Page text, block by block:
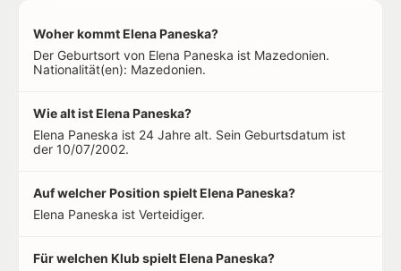
Woher kommt Elena Paneska?
Der Geburtsort von Elena Paneska ist Mazedonien.
Nationalität(en): Mazedonien.
Wie alt ist Elena Paneska?
Elena Paneska ist 24 Jahre alt. Sein Geburtsdatum ist
der 10/07/2002.
Auf welcher Position spielt Elena Paneska?
Elena Paneska ist Verteidiger.
Für welchen Klub spielt Elena Paneska?